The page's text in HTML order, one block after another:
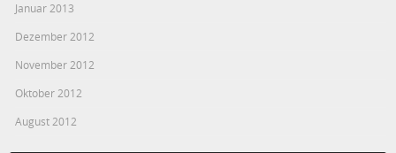
Januar 2013
Dezember 2012
November 2012
Oktober 2012
August 2012